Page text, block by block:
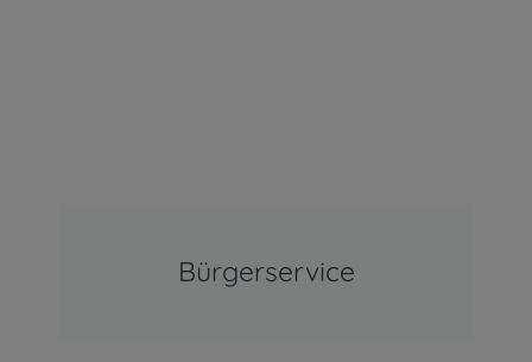
Bürgerservice